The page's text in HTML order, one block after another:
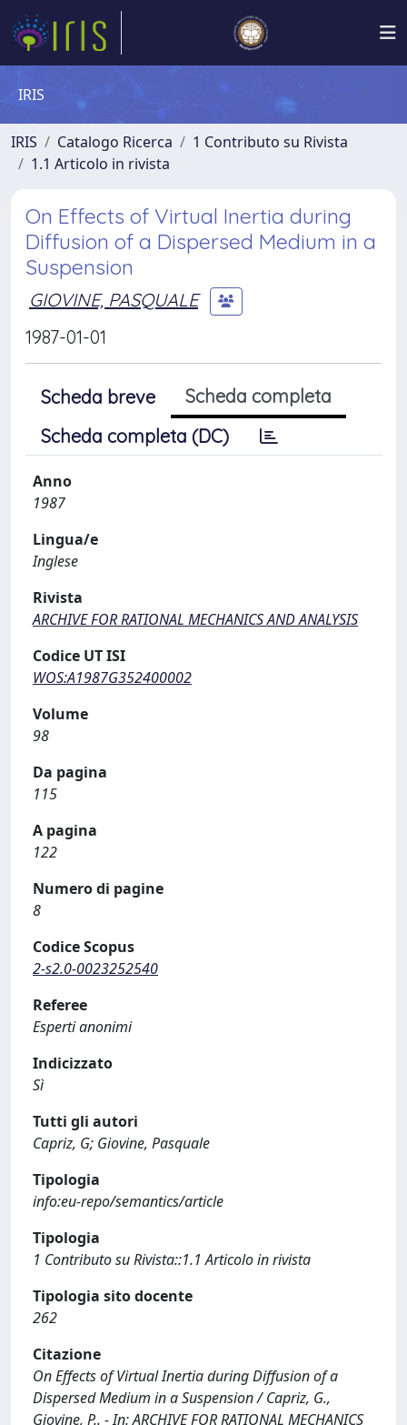
IRIS
IRIS Catalogo Ricerca
1 Contributo su Rivista
1.1 Articolo in rivista
On Effects of Virtual Inertia during
Diffusion of a Dispersed Medium in a
Suspension
GIOVINE, PASQUALE
1987-01-01
Scheda breve
Scheda completa
Scheda completa (DC)
Anno
1987
Lingua/e
Inglese
Rivista
ARCHIVE FOR RATIONAL MECHANICS AND ANALYSIS
Codice UT ISI
WOS:A1987G352400002
Volume
98
Da pagina
115
A pagina
122
Numero di pagine
8
Codice Scopus
2-s2.0-0023252540
Referee
Esperti anonimi
Indicizzato
Sì
Tutti gli autori
Capriz, G; Giovine, Pasquale
Tipologia
info:eu-repo/semantics/article
Tipologia
1 Contributo su Rivista::1.1 Articolo in rivista
Tipologia sito docente
262
Citazione
On Effects of Virtual Inertia during Diffusion of a
Dispersed Medium in a Suspension / Capriz, G.,
Giovine, P.. - In: ARCHIVE FOR RATIONAL MECHANICS